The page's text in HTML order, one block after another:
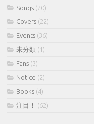
Songs (70)
Covers (22)
Events (36)
未分類 (1)
Fans (3)
Notice (2)
Books (4)
注目！
(62)